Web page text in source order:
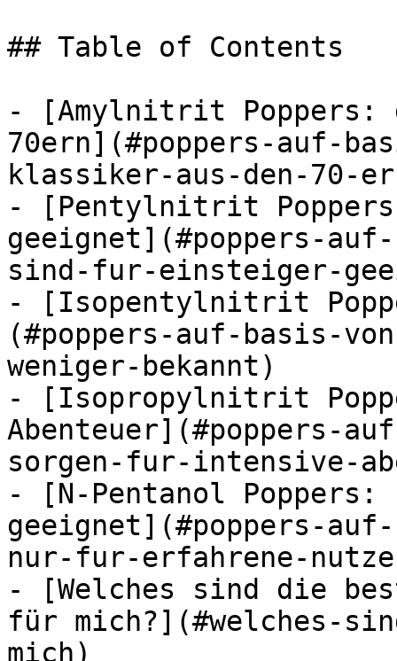
## Table of Contents
- [Amylnitrit Poppers:
70ern](#poppers-auf-
klassiker-aus-den-70-
- [Pentylnitrit
geeignet](#poppers-
sind-fur-einsteiger-
- [Isopentylnitrit
(#poppers-auf-basis-
weniger-bekannt)
- [Isopropylnitrit
Abenteuer](#poppers-
sorgen-fur-intensive-
- [N-Pentanol
geeignet](#poppers-
nur-fur-erfahrene-
- [Welches sind die
für mich?](#welches-
mich)